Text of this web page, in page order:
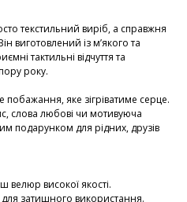
текстильний виріб, а справжня
виготовлений із м’якого та
тактильні відчуття та
року.
побажання, яке зігріватиме серце.
слова любові чи мотивуюча
подарунком для рідних, друзів
велюр високої якості.
затишного використання.